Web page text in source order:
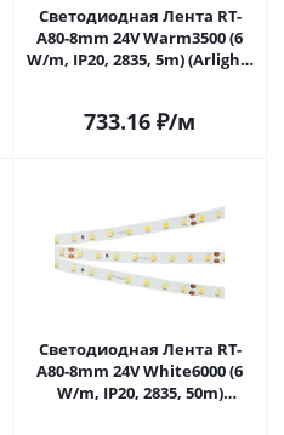
Светодиодная Лента RT-
A80-8mm 24V Warm3500 (6
W/m, IP20, 2835, 5m) (Arlight,
733.16 ₽/м
Светодиодная Лента RT-
A80-8mm 24V White6000 (6
W/m, IP20, 2835, 50m)